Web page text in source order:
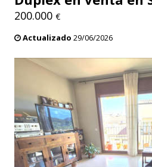
200.000 €
Actualizado 29/06/2026